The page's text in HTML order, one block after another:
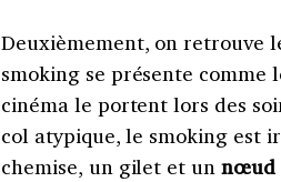
Deuxièmement, on retrouve
smoking se présente comme
cinéma le portent lors des
col atypique, le smoking est
chemise, un gilet et un nœud